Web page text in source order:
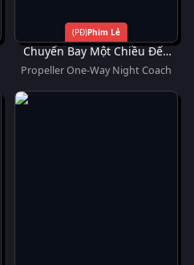
Phim Lẻ
Chuyến Bay Một Chiều Đến
Hollywood Mơ Ước
Propeller One-Way Night Coach